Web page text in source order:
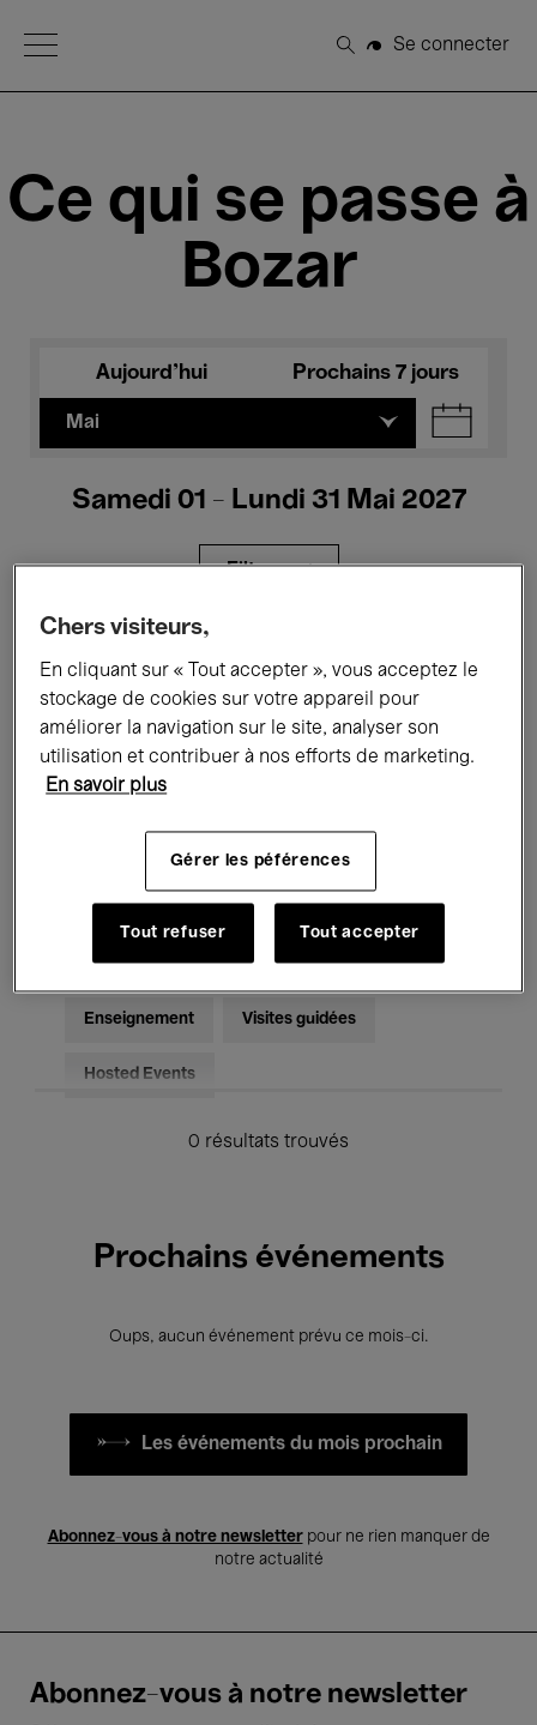
Open Menu
Rechercher
Se connecter
Ce qui se passe à
Bozar
Aujourd'hui Prochains 7 jours
Mai
Samedi 01 - Lundi 31 Mai 2027
Filtres
Expositions Films Performances
Rencontres & Débats Jazz
Musique électronique
Pour tous Kids’ Palace
Enseignement Visites guidées
Hosted Events
0 résultats trouvés
Prochains événements
Oups, aucun événement prévu ce mois-ci.
Les événements du mois prochain
Abonnez-vous à notre newsletterpour ne rien manquer de
notre actualité
Abonnez-vous à notre newsletter
Chers visiteurs,
En cliquant sur « Tout accepter », vous acceptez le
stockage de cookies sur votre appareil pour
améliorer la navigation sur le site, analyser son
utilisation et contribuer à nos efforts de marketing.
En savoir plus
Gérer les péférences
Tout refuser Tout accepter